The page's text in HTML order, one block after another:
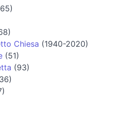
Chiesa (1940-2020)
(51)
(93)